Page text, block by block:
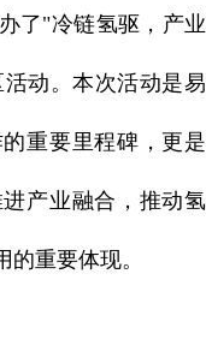
了"冷链氢驱，产业
动。本次活动是易
重要里程碑，更是
产业融合，推动氢
重要体现。